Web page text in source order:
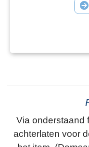
Via onderstaand
achterlaten voor